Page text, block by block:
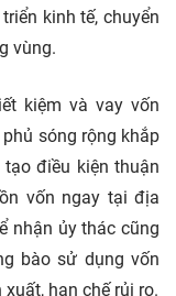
kinh tế, chuyển
vùng.
kiệm và vay vốn
sóng rộng khắp
điều kiện thuận
vốn ngay tại địa
nhận ủy thác cũng
bào sử dụng vốn
hạn chế rủi ro.